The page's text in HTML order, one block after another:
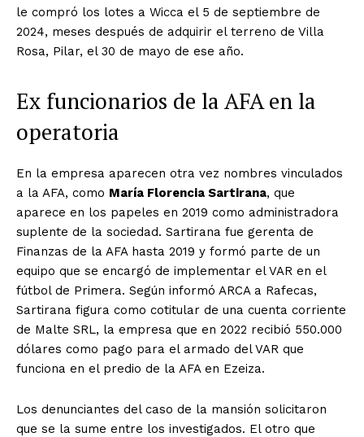
le compró los lotes a Wicca el 5 de septiembre de
2024, meses después de adquirir el terreno de Villa
Rosa, Pilar, el 30 de mayo de ese año.
Ex funcionarios de la AFA en la
operatoria
En la empresa aparecen otra vez nombres vinculados
a la AFA, como María Florencia Sartirana, que
aparece en los papeles en 2019 como administradora
suplente de la sociedad. Sartirana fue gerenta de
Finanzas de la AFA hasta 2019 y formó parte de un
equipo que se encargó de implementar el VAR en el
fútbol de Primera. Según informó ARCA a Rafecas,
Sartirana figura como cotitular de una cuenta corriente
de Malte SRL, la empresa que en 2022 recibió 550.000
dólares como pago para el armado del VAR que
funciona en el predio de la AFA en Ezeiza.
Los denunciantes del caso de la mansión solicitaron
que se la sume entre los investigados. El otro que